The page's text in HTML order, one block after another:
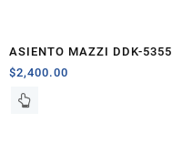
ASIENTO MAZZI DDK-5355
$2,400.00